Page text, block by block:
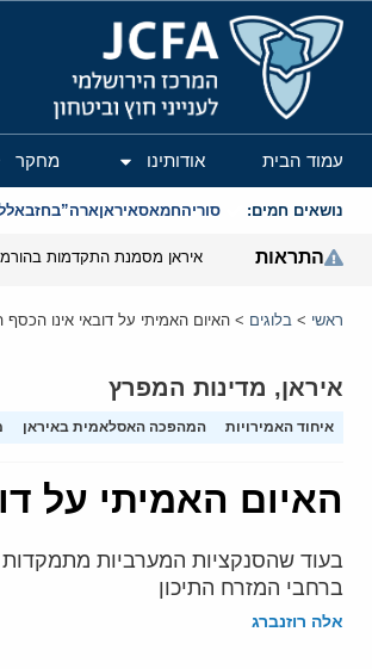
המרכז הירושלמי לענייני חוץ
עמוד הבית אודותינו מחקר
נושאים חמים: סוריהחמאסאיראןארה”ב
התראות איראן מסמנת התקדמות
ראשי > בלוגים > האיום האמיתי על דובאי אינו
איראן, מדינות המפרץ
איחוד האמירויות המהפכה האסלאמית באיראן
האיום האמיתי על
בעוד שהסנקציות המערביות מתמקדות
ברחבי המזרח התיכון
אלה רוזנברג